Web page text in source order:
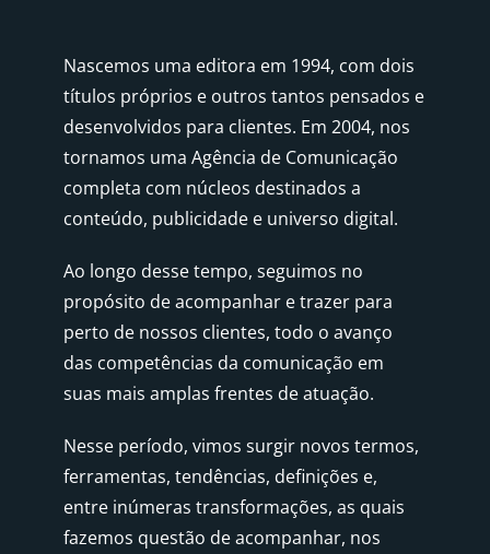
Nascemos uma editora em 1994, com dois
títulos próprios e outros tantos pensados e
desenvolvidos para clientes. Em 2004, nos
tornamos uma Agência de Comunicação
completa com núcleos destinados a
conteúdo, publicidade e universo digital.
Ao longo desse tempo, seguimos no
propósito de acompanhar e trazer para
perto de nossos clientes, todo o avanço
das competências da comunicação em
suas mais amplas frentes de atuação.
Nesse período, vimos surgir novos termos,
ferramentas, tendências, definições e,
entre inúmeras transformações, as quais
fazemos questão de acompanhar, nos